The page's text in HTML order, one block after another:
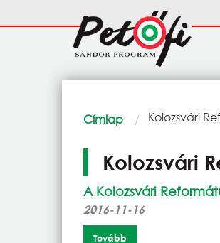
Fő
navigáció
Morzsa
Címlap Current:
Kolozsvári
Kolozsvári
A Kolozsvári
2016-11-16
Tovább